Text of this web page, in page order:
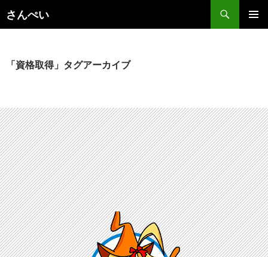
ン
キ
ッ
プ
さんぺい
「資格取得」タグアーカイブ